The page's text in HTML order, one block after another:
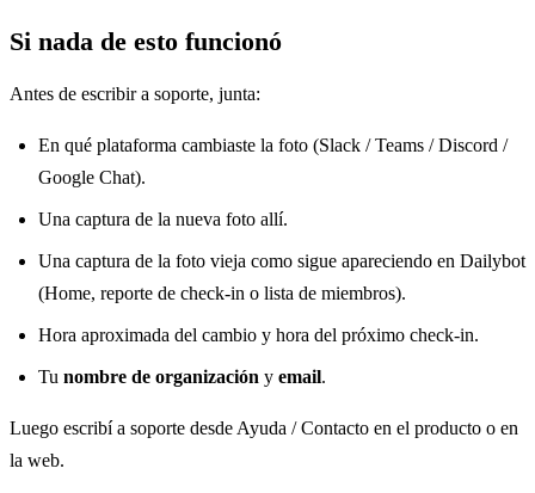
Si nada de esto funcionó
Antes de escribir a soporte, junta:
En qué plataforma cambiaste la foto (Slack / Teams / Discord /
Google Chat).
Una captura de la nueva foto allí.
Una captura de la foto vieja como sigue apareciendo en Dailybot
(Home, reporte de check-in o lista de miembros).
Hora aproximada del cambio y hora del próximo check-in.
Tu nombre de organización y email.
Luego escribí a soporte desde Ayuda / Contacto en el producto o en
la web.